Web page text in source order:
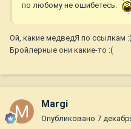
по любому не ошибетесь.
Ой, какие медведЯ по ссылкам
Бройлерные они какие-то :(
Margi
Опубликовано 7